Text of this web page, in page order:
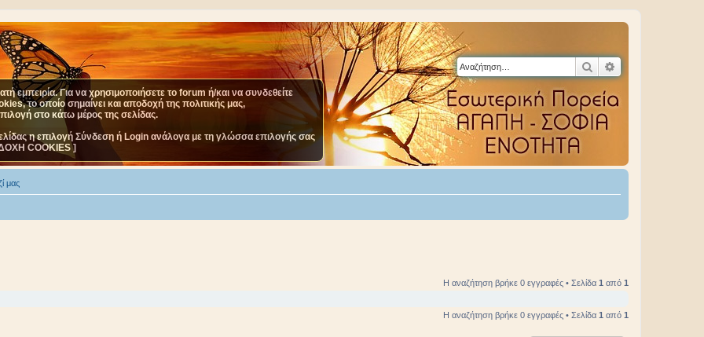
Αναζήτηση
μας
Η αναζήτηση βρήκε 0 εγγραφές • Σελίδα 1 από 1
Η αναζήτηση βρήκε 0 εγγραφές • Σελίδα 1 από 1
εμπειρία. Για να χρησιμοποιήσετε το forum ή/και να συνδεθείτε
το οποίο σημαίνει και αποδοχή της πολιτικής μας,
στο κάτω μέρος της σελίδας.
η επιλογή Σύνδεση ή Login ανάλογα με τη γλώσσα επιλογής σας
COOKIES ]